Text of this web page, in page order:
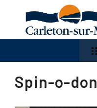
Spin-o-don